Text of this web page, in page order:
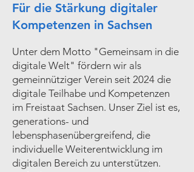
Für die Stärkung digitaler
Kompetenzen in Sachsen
Unter dem Motto "Gemeinsam in die
digitale Welt" fördern wir als
gemeinnütziger Verein seit 2024 die
digitale Teilhabe und Kompetenzen
im Freistaat Sachsen. Unser Ziel ist es,
generations- und
lebensphasenübergreifend, die
individuelle Weiterentwicklung im
digitalen Bereich zu unterstützen.